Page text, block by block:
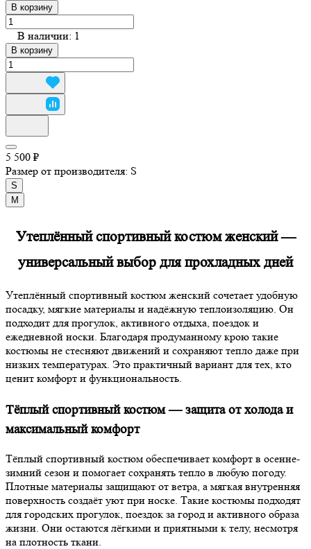
В корзину
В наличии: 1
В корзину
5 500 ₽
Размер от производителя: S
S
M
Утеплённый спортивный костюм женский —
универсальный выбор для прохладных дней
Утеплённый спортивный костюм женский сочетает удобную
посадку, мягкие материалы и надёжную теплоизоляцию. Он
подходит для прогулок, активного отдыха, поездок и
ежедневной носки. Благодаря продуманному крою такие
костюмы не стесняют движений и сохраняют тепло даже при
низких температурах. Это практичный вариант для тех, кто
ценит комфорт и функциональность.
Тёплый спортивный костюм — защита от холода и
максимальный комфорт
Тёплый спортивный костюм обеспечивает комфорт в осенне-
зимний сезон и помогает сохранять тепло в любую погоду.
Плотные материалы защищают от ветра, а мягкая внутренняя
поверхность создаёт уют при носке. Такие костюмы подходят
для городских прогулок, поездок за город и активного образа
жизни. Они остаются лёгкими и приятными к телу, несмотря
на плотность ткани.